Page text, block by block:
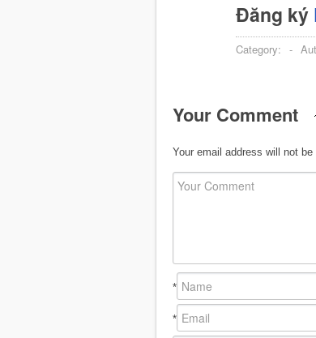
Đăng ký
Category: -
Your Comment
Your email address will not be
*
*